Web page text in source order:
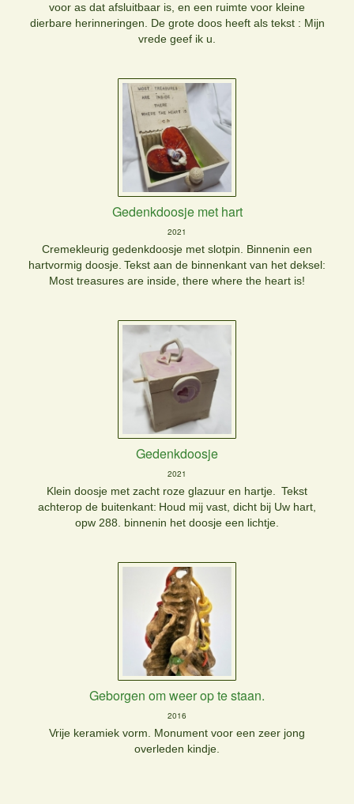
voor as dat afsluitbaar is, en een ruimte voor kleine
dierbare herinneringen. De grote doos heeft als tekst : Mijn
vrede geef ik u.
Gedenkdoosje met hart
2021
Cremekleurig gedenkdoosje met slotpin. Binnenin een
hartvormig doosje. Tekst aan de binnenkant van het deksel:
Most treasures are inside, there where the heart is!
Gedenkdoosje
2021
Klein doosje met zacht roze glazuur en hartje.
Tekst
achterop de buitenkant: Houd mij vast, dicht bij Uw hart,
opw 288. binnenin het doosje een lichtje.
Geborgen om weer op te staan.
2016
Vrije keramiek vorm. Monument voor een zeer jong
overleden kindje.